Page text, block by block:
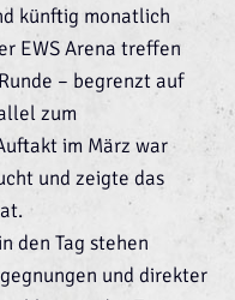
künftig monatlich
EWS Arena treffen
– begrenzt auf
zum
im März war
und zeigte das
den Tag stehen
und direkter